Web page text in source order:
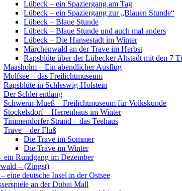
Lübeck – ein Spaziergang am Tag
Lübeck – ein Spaziergang zur „Blauen Stunde“
Lübeck – Blaue Stunde
Lübeck – Blaue Stunde und auch mal anders
Lübeck – Die Hansestadt im Winter
Märchenwald an der Trave im Herbst
Rapsblüte über der Lübecker Altstadt mit den 7
Maasholm – Ein abendlicher Ausflug
Molfsee – das Freilichtmuseum
Rapsblüte in Schleswig-Holstein
Der Schlei entlang
Schwerin-Mueß – Freilichtmuseum für Volkskunde
Stockelsdorf – Herrenhaus im Winter
Timmendorfer Strand – das Teehaus
Trave – der Fluß
Die Trave im Sommer
Die Trave im Winter
ein Rundgang im Dezember
– (Zingst)
eine deutsche Insel in der Ostsee
an der Dubai Mall